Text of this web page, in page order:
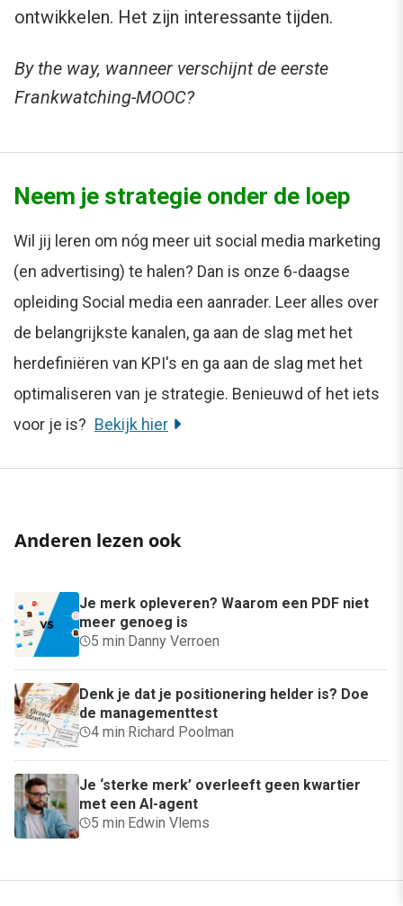
ontwikkelen. Het zijn interessante tijden.
By the way, wanneer verschijnt de eerste
Frankwatching-MOOC?
Neem je strategie onder de loep
Wil jij leren om nóg meer uit social media marketing
(en advertising) te halen? Dan is onze 6-daagse
opleiding Social media een aanrader. Leer alles over
de belangrijkste kanalen, ga aan de slag met het
herdefiniëren van KPI's en ga aan de slag met het
optimaliseren van je strategie. Benieuwd of het iets
voor je is? Bekijk hier
Anderen lezen ook
Je merk opleveren? Waarom een PDF niet
meer genoeg is
5 min·Danny Verroen
Denk je dat je positionering helder is? Doe
de managementtest
4 min·Richard Poolman
Je ‘sterke merk’ overleeft geen kwartier
met een AI-agent
5 min·Edwin Vlems